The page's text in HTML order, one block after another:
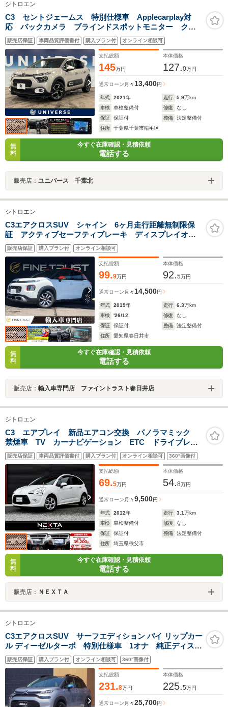
シトロエン
C3 セントジェームス 特別仕様車 Applecarplay対
応 バックカメラ ブラインドスポットモニター クル
ーズコントロール フロント＆バックソナー LEDヘッ
ドランプ Bluetooth オートエアコン ETC 禁煙車
販売店保証 車両品質評価書付 購入プラン付 オンライン相談可
支払総額
145万円
本体価格
127.0万円
通常ローン 月々13,400円
年式 2021年 走行 5.9万km
車検
車検整備付 修復
なし
保証
保証付 整備
法定整備付
住所
千葉県千葉市稲毛区
無
料
今すぐ在庫確認・見積依頼
電話する
販売店： ユニバース 千葉北
シトロエン
C3エアクロスSUV シャイン 6ヶ月走行距離無制限保
証 アクティブセーフティブレーキ ディスプレイオー
ディオ トップビューカメラ パーキングアシスト 禁
煙車 ブラインドスポットモニター Bluetooth クリア
ランスソナー LEDヘッドライト
販売店保証 購入プラン付 オンライン相談可
支払総額
99.9万円
本体価格
92.5万円
通常ローン 月々 14,500円
年式 2019年 走行 6.3万km
車検
'26/12 修復
なし
保証
保証付 整備
法定整備付
住所
愛知県春日井市
無
料
今すぐ在庫確認・見積依頼
電話する
販売店： 輸入車専門店 ファイントラスト春日井店
シトロエン
C3 エアプレイ 新品エアコン交換 パノラマミック
禁煙車 TV カーナビゲーション ETC ドライブレコ
ーダー ガラスサンルーフ
販売店保証 車両品質評価書付 購入プラン付 オンライン相談可 360°画像付
支払総額
69.5万円
本体価格
54.8万円
通常ローン 月々9,500円
年式 2012年 走行 3.1万km
車検
車検整備付 修復
なし
保証
保証付 整備
法定整備付
住所
埼玉県秩父市
無
料
今すぐ在庫確認・見積依頼
電話する
販売店： ＮＥＸＴＡ
シトロエン
C3エアクロスSUV サーフエディション バイ リップカー
ル ディーゼルターボ 特別仕様車 1オナ 純正ディスプ
レイオーディオ AppleCarPlay バックカメラ ハーフ
レーザーシート クルーズコントロール ドライブレコ
ーダー ETC ワイヤレス充電 純正17インチアルミホイ
ール LEDライト!!
販売店保証 購入プラン付 オンライン相談可 360°画像付
支払総額
231.8万円
本体価格
225.5万円
通常ローン 月々25,700円